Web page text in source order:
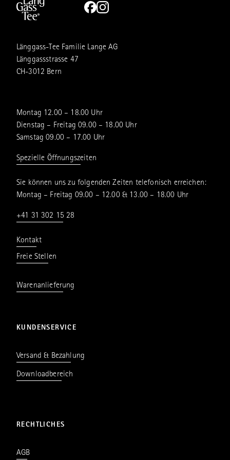
Länggass-Tee Familie Lange AG
Länggassstrasse 47
CH-3012 Bern
Montag 12.00 – 18.00 Uhr
Dienstag – Freitag 09.00 – 18.00 Uhr
Samstag 09.00 – 17.00 Uhr
Spezielle Öffnungszeiten
Sie können uns zu folgenden Zeiten telefonisch erreichen:
Montag – Freitag 09.00 – 12.00 & 13.00 – 18.00 Uhr
+41 31 302 15 28
Kontakt
Freie Stellen
Warenanlieferung
KUNDENSERVICE
Versand & Bezahlung
Downloadbereich
RECHTLICHES
AGB